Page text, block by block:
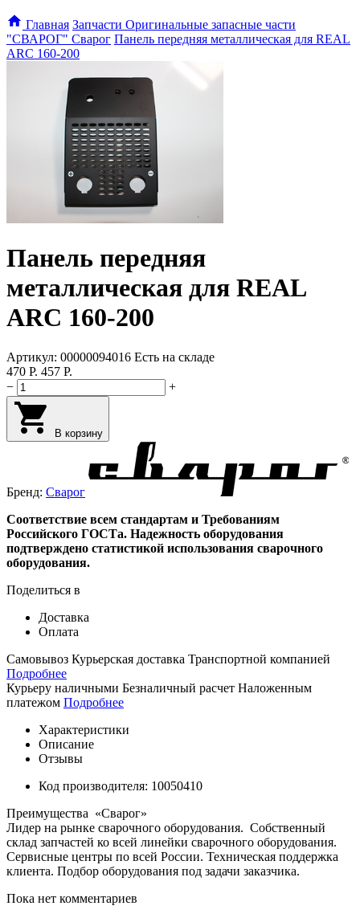
Главная Запчасти Оригинальные запасные части
"СВАРОГ" Сварог Панель передняя металлическая для REAL
ARC 160-200
Панель передняя
металлическая для REAL
ARC 160-200
Артикул: 00000094016 Есть на складе
470 Р. 457 Р.
−
+
В корзину
Бренд: Сварог
Соответствие всем стандартам и Требованиям
Российского ГОСТа. Надежность оборудования
подтверждено статистикой использования сварочного
оборудования.
Поделиться в
Доставка
Оплата
Самовывоз Курьерская доставка Транспортной компанией
Подробнее
Курьеру наличными Безналичный расчет Наложенным
платежом Подробнее
Характеристики
Описание
Отзывы
Код производителя: 10050410
Преимущества «Сварог»
Лидер на рынке сварочного оборудования. Собственный
склад запчастей ко всей линейки сварочного оборудования.
Сервисные центры по всей России. Техническая поддержка
клиента. Подбор оборудования под задачи заказчика.
Пока нет комментариев